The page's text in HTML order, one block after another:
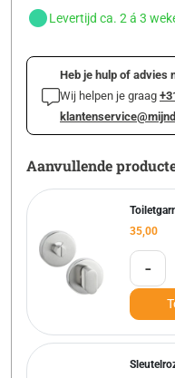
Levertijd ca. 2 á 3
Heb je hulp of advies
Wij helpen je graag
Aanvullende
35,00
-